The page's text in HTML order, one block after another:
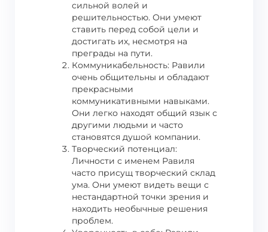
сильной волей и
решительностью. Они умеют
ставить перед собой цели и
достигать их, несмотря на
преграды на пути.
Коммуникабельность: Равили
очень общительны и обладают
прекрасными
коммуникативными навыками.
Они легко находят общий язык с
другими людьми и часто
становятся душой компании.
Творческий потенциал:
Личности с именем Равиля
часто присущ творческий склад
ума. Они умеют видеть вещи с
нестандартной точки зрения и
находить необычные решения
проблем.